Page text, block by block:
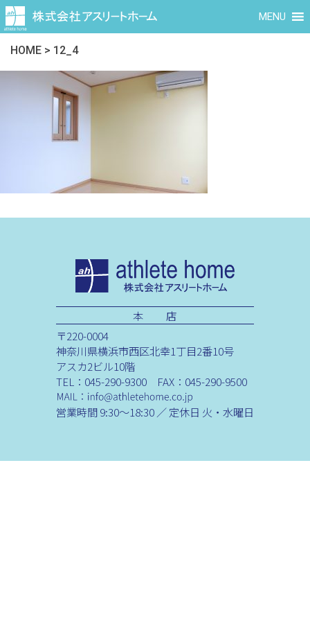
MENU
HOME > 12_4
本 店
〒220-0004
神奈川県横浜市西区北幸1丁目2番10号
アスカ2ビル10階
TEL：045-290-9300 FAX：045-290-9500
営業時間 9:30～18:30 ／ 定休日 火・水曜日